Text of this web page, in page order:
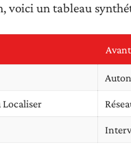
voici un tableau
Localiser